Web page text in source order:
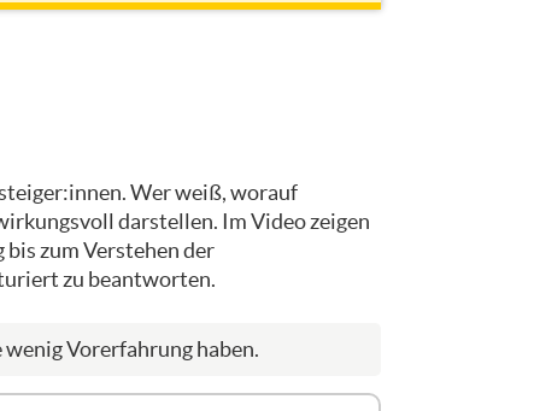
Wer weiß, worauf
darstellen. Im Video zeigen
zum Verstehen der
zu beantworten.
Vorerfahrung haben.